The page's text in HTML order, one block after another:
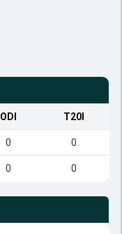
ODI T20I
0 0
0 0